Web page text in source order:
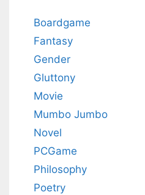
Boardgame
Fantasy
Gender
Gluttony
Movie
Mumbo Jumbo
Novel
PCGame
Philosophy
Poetry